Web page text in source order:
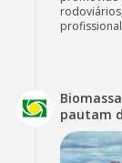
profissional
pautam